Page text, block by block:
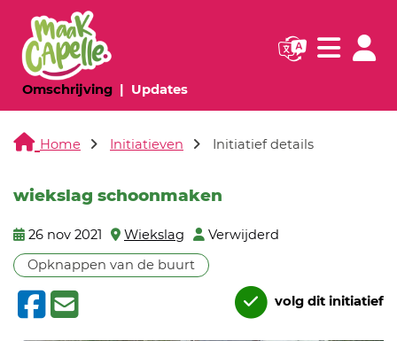
Omschrijving(huidige pagina)
Updates(huidige pagina)
Navigatie
Home Initiatieven Initiatief details
wiekslag schoonmaken
26 nov 2021 Wiekslag
Verwijderd
Opknappen van de buurt
volg dit initiatief